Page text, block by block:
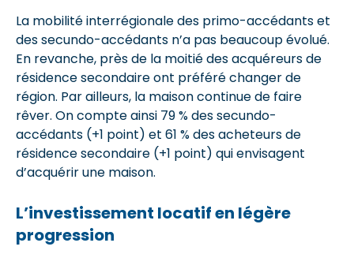
La mobilité interrégionale des primo-accédants et
des secundo-accédants n’a pas beaucoup évolué.
En revanche, près de la moitié des acquéreurs de
résidence secondaire ont préféré changer de
région. Par ailleurs, la maison continue de faire
rêver. On compte ainsi 79 % des secundo-
accédants (+1 point) et 61 % des acheteurs de
résidence secondaire (+1 point) qui envisagent
d’acquérir une maison.
L’investissement locatif en légère
progression